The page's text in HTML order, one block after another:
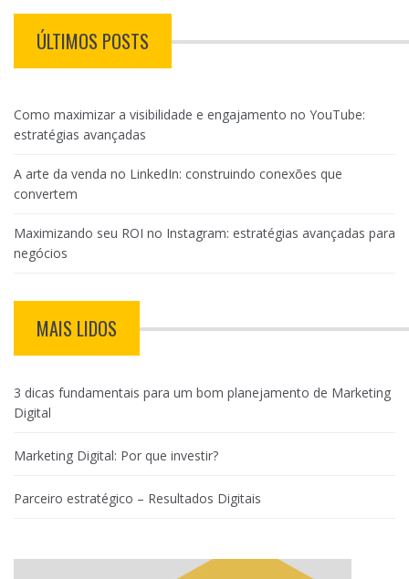
ÚLTIMOS POSTS
Como maximizar a visibilidade e engajamento no YouTube:
estratégias avançadas
A arte da venda no LinkedIn: construindo conexões que
convertem
Maximizando seu ROI no Instagram: estratégias avançadas para
negócios
MAIS LIDOS
3 dicas fundamentais para um bom planejamento de Marketing
Digital
Marketing Digital: Por que investir?
Parceiro estratégico – Resultados Digitais